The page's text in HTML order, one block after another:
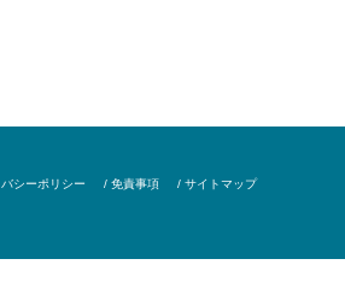
シーポリシー / 免責事項 / サイトマップ